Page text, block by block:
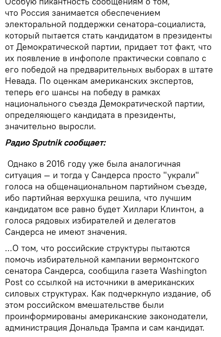
что Россия занимается обеспечением
электоральной поддержки сенатора-социалиста,
который пытается стать кандидатом в президенты
от Демократической партии, придает тот факт, что
их появление в инфополе практически совпало с
его победой на предварительных выборах в штате
Невада. По оценкам американских экспертов,
теперь его шансы на победу в рамках
национального съезда Демократической партии,
определяющего кандидата в президенты,
значительно выросли.
Радио Sputnik сообщает:
Однако в 2016 году уже была аналогичная
ситуация — и тогда у Сандерса просто "украли"
голоса на общенациональном партийном съезде,
ибо партийная верхушка решила, что лучшим
кандидатом все равно будет Хиллари Клинтон, а
голоса рядовых избирателей и делегатов
Сандерса не имеют значения.
...О том, что российские структуры пытаются
помочь избирательной кампании вермонтского
сенатора Сандерса, сообщила газета Washington
Post со ссылкой на источники в американских
силовых структурах. Как подчеркнуло издание, об
этом российском вмешательстве были
проинформированы американские законодатели,
администрация Дональда Трампа и сам кандидат.